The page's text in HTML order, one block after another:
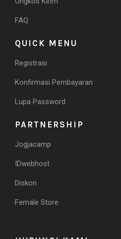
FAQ
QUICK MENU
Registrasi
Konfirmasi Pembayaran
Lupa Password
PARTNERSHIP
Jogjacamp
IDwebhost
Diskon
Female Store